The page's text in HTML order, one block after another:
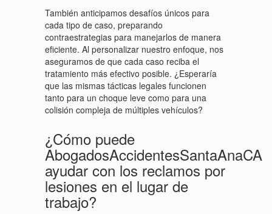
También anticipamos desafíos únicos para
cada tipo de caso, preparando
contraestrategias para manejarlos de manera
eficiente. Al personalizar nuestro enfoque, nos
aseguramos de que cada caso reciba el
tratamiento más efectivo posible. ¿Esperaría
que las mismas tácticas legales funcionen
tanto para un choque leve como para una
colisión compleja de múltiples vehículos?
¿Cómo puede
AbogadosAccidentesSantaAnaCA
ayudar con los reclamos por
lesiones en el lugar de
trabajo?